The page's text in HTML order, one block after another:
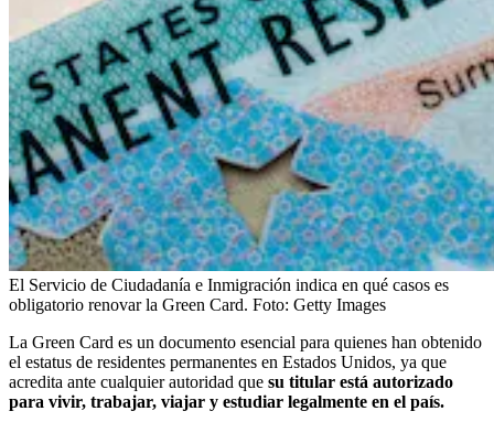
El Servicio de Ciudadanía e Inmigración indica en qué casos es
obligatorio renovar la Green Card. Foto: Getty Images
La Green Card es un documento esencial para quienes han obtenido
el estatus de residentes permanentes en Estados Unidos, ya que
acredita ante cualquier autoridad que su titular está autorizado
para vivir, trabajar, viajar y estudiar legalmente en el país.